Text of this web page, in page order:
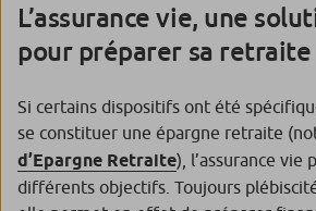
L’assurance vie, une
pour préparer sa retraite
Si certains dispositifs ont été
se constituer une épargne retraite
d’Epargne Retraite), l’assurance vie
différents objectifs. Toujours